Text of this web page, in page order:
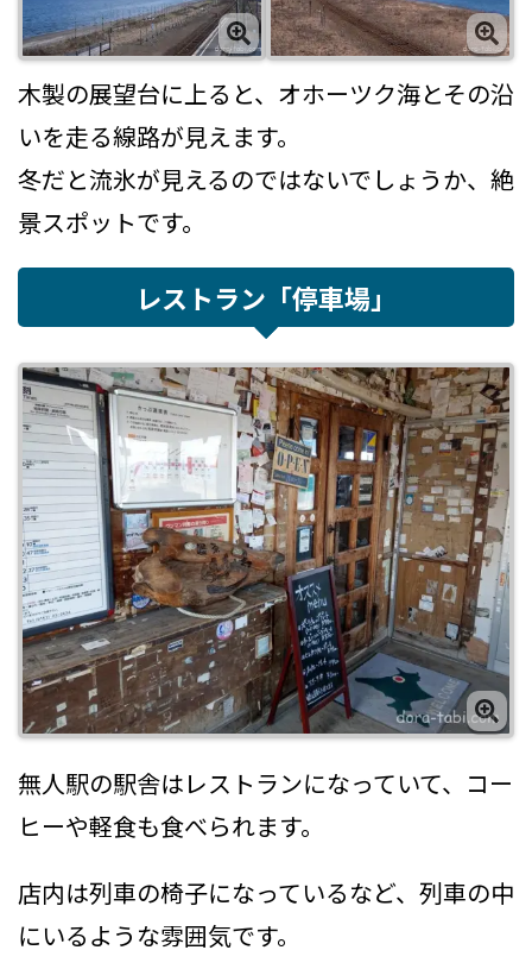
木製の展望台に上ると、オホーツク海とその沿
いを走る線路が見えます。
冬だと流氷が見えるのではないでしょうか、絶
景スポットです。
レストラン「停車場」
無人駅の駅舎はレストランになっていて、コー
ヒーや軽食も食べられます。
店内は列車の椅子になっているなど、列車の中
にいるような雰囲気です。